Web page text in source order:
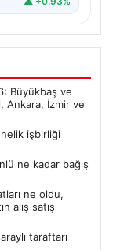
Büyükbaş ve
Ankara, İzmir ve
işbirliği
ne kadar bağış
ne oldu,
alış satış
taraftarı